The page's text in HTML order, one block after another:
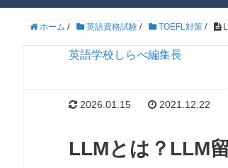
ホーム / 英語資格試験 / TOEFL対策 /
英語学校しらべ編集長
2026.01.15 2021.12.22
LLMとは？LLM